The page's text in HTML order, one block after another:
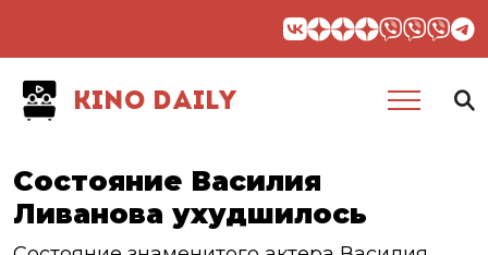
KINO DAILY
Состояние Василия
Ливанова ухудшилось